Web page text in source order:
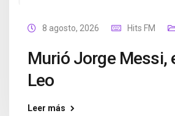
8 agosto, 2026 Hits FM
Murió Jorge Messi,
Leo
Leer más